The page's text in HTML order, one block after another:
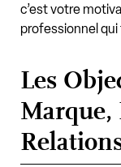
c’est votre
professionnel
Les